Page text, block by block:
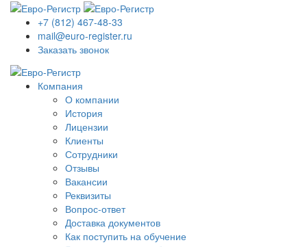
+7 (812) 467-48-33
mail@euro-register.ru
Заказать звонок
Компания
О компании
История
Лицензии
Клиенты
Сотрудники
Отзывы
Вакансии
Реквизиты
Вопрос-ответ
Доставка документов
Как поступить на обучение